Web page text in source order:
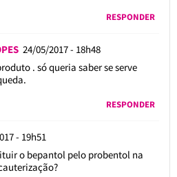
RESPONDER
24/05/2017 - 18h48
. só queria saber se serve
RESPONDER
- 19h51
o bepantol pelo probentol na